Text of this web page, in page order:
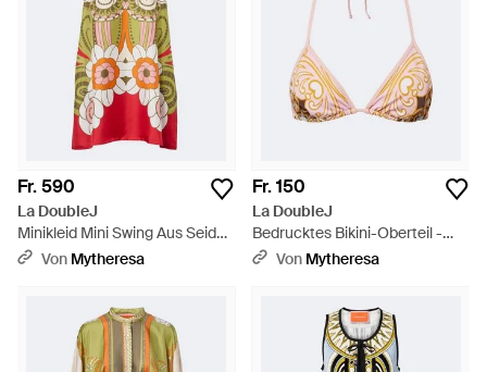
Fr. 590
La DoubleJ
Minikleid Mini Swing Aus Seide -
Mehrfarbig
Von Mytheresa
Fr. 150
La DoubleJ
Bedrucktes Bikini-Oberteil -
WeißVon Mytheresa